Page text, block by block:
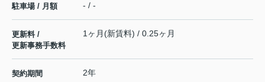
駐車場 / 月額 - / -
更新料 /
更新事務手数料
1ヶ月(新賃料) / 0.25ヶ月
契約期間 2年